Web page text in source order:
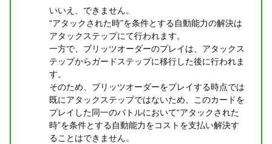
いいえ、できません。
“アタックされた時”を条件とする自動能力の解決は
アタックステップにて行われます。
一方で、ブリッツオーダーのプレイは、アタックス
テップからガードステップに移行した後に行われま
す。
そのため、ブリッツオーダーをプレイする時点では
既にアタックステップではないため、このカードを
プレイした同一のバトルにおいて“アタックされた
時”を条件とする自動能力をコストを支払い解決す
ることはできません。